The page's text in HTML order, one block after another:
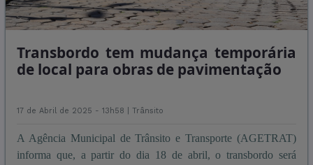
Transbordo tem mudança temporária
de local para obras de pavimentação
17 de Abril de 2025 - 13h58 | Trânsito
A Agência Municipal de Trânsito e Transporte (AGETRAT)
informa que, a partir do dia 18 de abril, o transbordo será